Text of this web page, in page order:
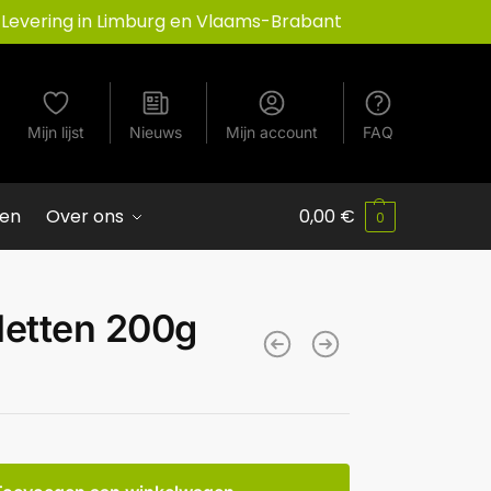
Levering in Limburg en Vlaams-Brabant
Mijn lijst Nieuws Mijn account FAQ
Over ons 0,00 € 0
200g